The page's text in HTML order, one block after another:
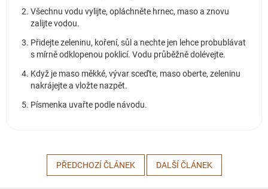
Všechnu vodu vylijte, opláchněte hrnec, maso a znovu
zalijte vodou.
Přidejte zeleninu, koření, sůl a nechte jen lehce probublávat
s mírně odklopenou poklicí. Vodu průběžně dolévejte.
Když je maso měkké, vývar sceďte, maso oberte, zeleninu
nakrájejte a vložte nazpět.
Písmenka uvařte podle návodu.
PŘEDCHOZÍ ČLÁNEK DALŠÍ ČLÁNEK